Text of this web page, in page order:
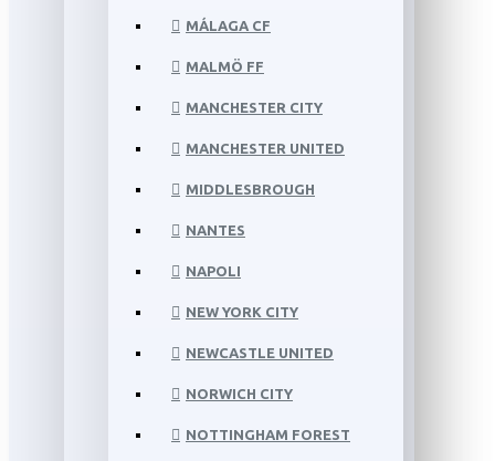
MÁLAGA CF
MALMÖ FF
MANCHESTER CITY
MANCHESTER UNITED
MIDDLESBROUGH
NANTES
NAPOLI
NEW YORK CITY
NEWCASTLE UNITED
NORWICH CITY
NOTTINGHAM FOREST